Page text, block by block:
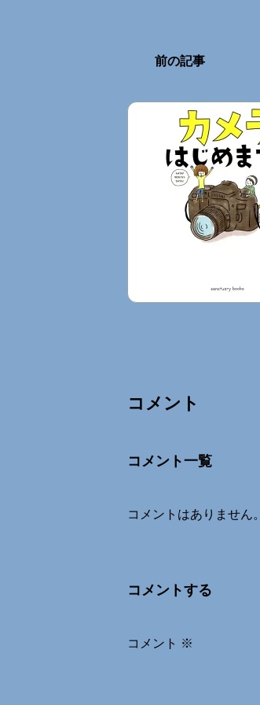
前の記事
コメント
コメント一覧
コメントはありません。
コメントする
コメント ※